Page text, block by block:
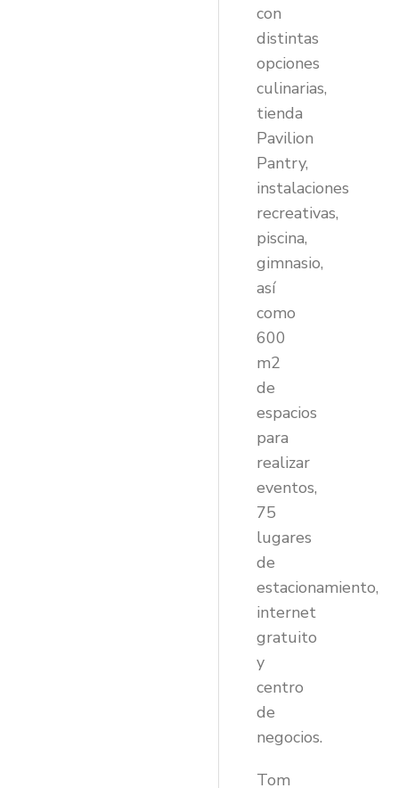
con
distintas
opciones
culinarias,
tienda
Pavilion
Pantry,
instalaciones
recreativas,
piscina,
gimnasio,
así
como
600
m2
de
espacios
para
realizar
eventos,
75
lugares
de
estacionamiento,
internet
gratuito
y
centro
de
negocios.
Tom